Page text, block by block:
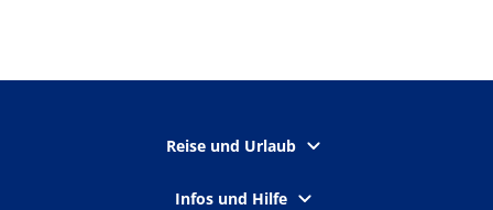
Reise und Urlaub
Infos und Hilfe